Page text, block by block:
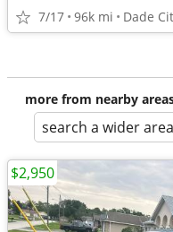
7/17 96k mi Dade
more from nearby
search a wider area
$2,950